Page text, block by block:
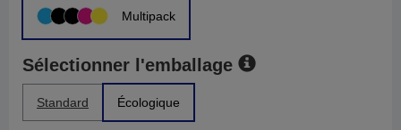
Multipack
Sélectionner l'emballage
Standard Écologique